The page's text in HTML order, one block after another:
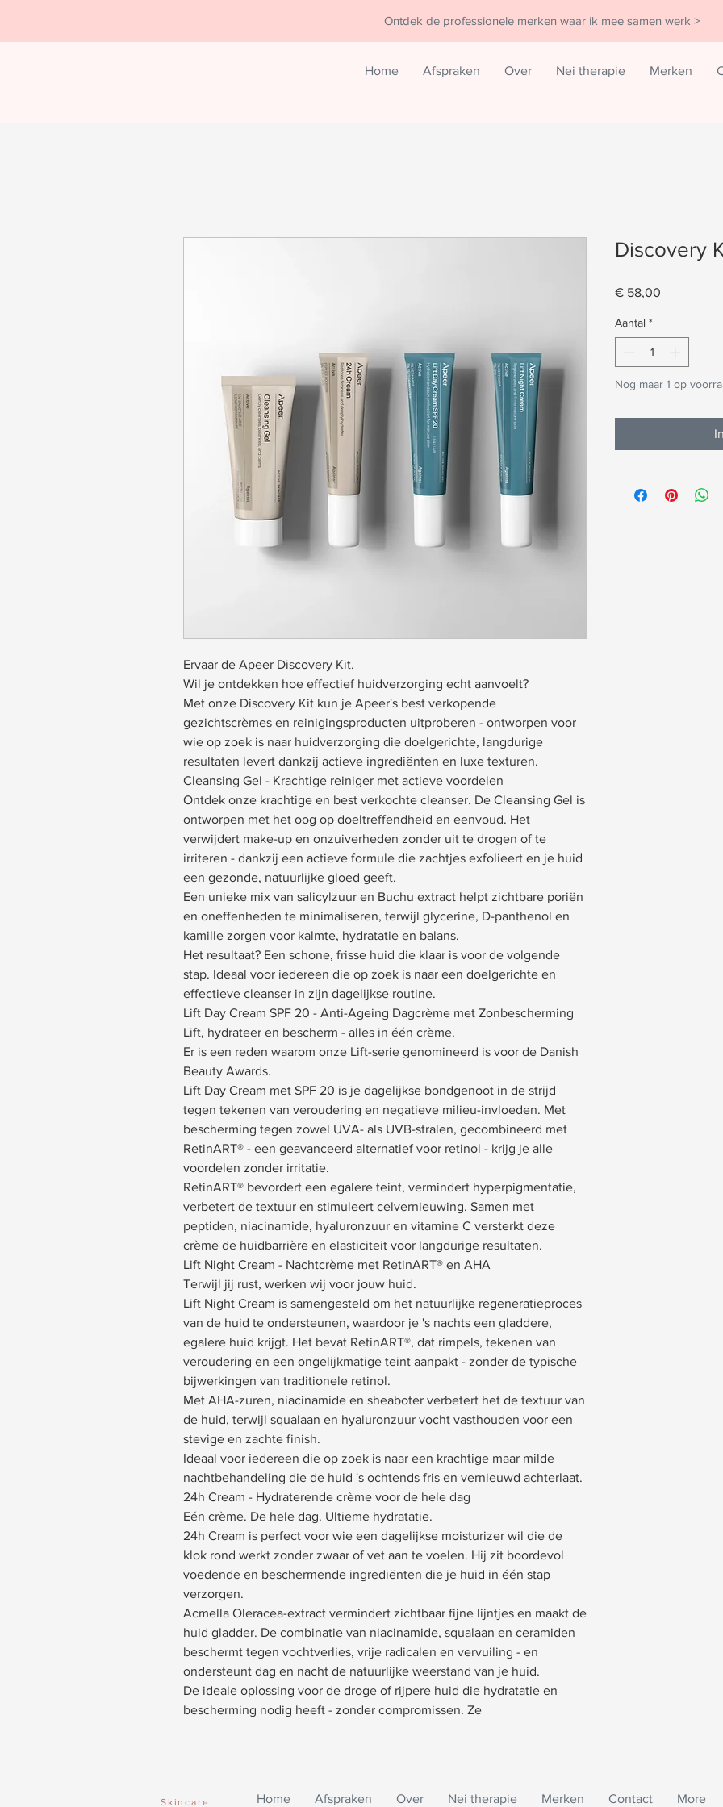
Ontdek de professionele merken waar ik mee samen werk >
Home Afspraken Over Nei therapie Merken
Ervaar de Apeer Discovery Kit.
Wil je ontdekken hoe effectief huidverzorging echt aanvoelt?
Met onze Discovery Kit kun je Apeer's best verkopende
gezichtscrèmes en reinigingsproducten uitproberen - ontworpen voor
wie op zoek is naar huidverzorging die doelgerichte, langdurige
resultaten levert dankzij actieve ingrediënten en luxe texturen.
Cleansing Gel - Krachtige reiniger met actieve voordelen
Ontdek onze krachtige en best verkochte cleanser. De Cleansing Gel is
ontworpen met het oog op doeltreffendheid en eenvoud. Het
verwijdert make-up en onzuiverheden zonder uit te drogen of te
irriteren - dankzij een actieve formule die zachtjes exfolieert en je huid
een gezonde, natuurlijke gloed geeft.
Een unieke mix van salicylzuur en Buchu extract helpt zichtbare poriën
en oneffenheden te minimaliseren, terwijl glycerine, D-panthenol en
kamille zorgen voor kalmte, hydratatie en balans.
Het resultaat? Een schone, frisse huid die klaar is voor de volgende
stap. Ideaal voor iedereen die op zoek is naar een doelgerichte en
effectieve cleanser in zijn dagelijkse routine.
Lift Day Cream SPF 20 - Anti-Ageing Dagcrème met Zonbescherming
Lift, hydrateer en bescherm - alles in één crème.
Er is een reden waarom onze Lift-serie genomineerd is voor de Danish
Beauty Awards.
Lift Day Cream met SPF 20 is je dagelijkse bondgenoot in de strijd
tegen tekenen van veroudering en negatieve milieu-invloeden. Met
bescherming tegen zowel UVA- als UVB-stralen, gecombineerd met
RetinART® - een geavanceerd alternatief voor retinol - krijg je alle
voordelen zonder irritatie.
RetinART® bevordert een egalere teint, vermindert hyperpigmentatie,
verbetert de textuur en stimuleert celvernieuwing. Samen met
peptiden, niacinamide, hyaluronzuur en vitamine C versterkt deze
crème de huidbarrière en elasticiteit voor langdurige resultaten.
Lift Night Cream - Nachtcrème met RetinART® en AHA
Terwijl jij rust, werken wij voor jouw huid.
Lift Night Cream is samengesteld om het natuurlijke regeneratieproces
van de huid te ondersteunen, waardoor je 's nachts een gladdere,
egalere huid krijgt. Het bevat RetinART®, dat rimpels, tekenen van
veroudering en een ongelijkmatige teint aanpakt - zonder de typische
bijwerkingen van traditionele retinol.
Met AHA-zuren, niacinamide en sheaboter verbetert het de textuur van
de huid, terwijl squalaan en hyaluronzuur vocht vasthouden voor een
stevige en zachte finish.
Ideaal voor iedereen die op zoek is naar een krachtige maar milde
nachtbehandeling die de huid 's ochtends fris en vernieuwd achterlaat.
24h Cream - Hydraterende crème voor de hele dag
Eén crème. De hele dag. Ultieme hydratatie.
24h Cream is perfect voor wie een dagelijkse moisturizer wil die de
klok rond werkt zonder zwaar of vet aan te voelen. Hij zit boordevol
voedende en beschermende ingrediënten die je huid in één stap
verzorgen.
Acmella Oleracea-extract vermindert zichtbaar fijne lijntjes en maakt de
huid gladder. De combinatie van niacinamide, squalaan en ceramiden
beschermt tegen vochtverlies, vrije radicalen en vervuiling - en
ondersteunt dag en nacht de natuurlijke weerstand van je huid.
De ideale oplossing voor de droge of rijpere huid die hydratatie en
bescherming nodig heeft - zonder compromissen. Ze
Discovery
€ 58,00
Aantal *
Nog maar 1 op
Skincare Home Afspraken Over Nei therapie Merken Contact More